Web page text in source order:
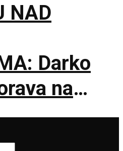
NAD
Darko
na